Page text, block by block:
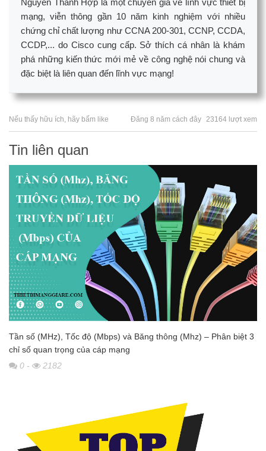
mạng, viễn thông gần 10 năm kinh nghiệm với nhiều
chứng chỉ chất lượng như CCNA 200-301, CCNP, CCDA,
CCDP,... do Cisco cung cấp. Sở thích cá nhân là khám
phá những kiến thức mới mẻ về công nghệ nói chung và
đặc biệt là liên quan đến lĩnh vực mạng!
Nếu thấy hữu ích, hãy bấm like Đăng 8 năm cách đây 23164 lượt xem
Tin liên quan
Tần số (MHz), Tốc độ (Mbps) và Băng thông (Mhz) – Phân biệt 3
chỉ số quan trọng của cáp mạng
0 - 2182